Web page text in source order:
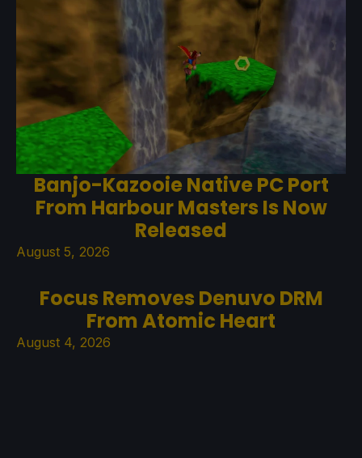
Banjo-Kazooie Native PC Port
From Harbour Masters Is Now
Released
August 5, 2026
Focus Removes Denuvo DRM
From Atomic Heart
August 4, 2026